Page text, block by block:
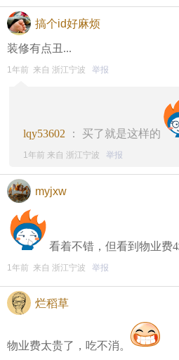
搞个id好麻烦
装修有点丑...
1年前 来自 浙江宁波 举报
lqy53602 ： 买了就是这样的
1年前 来自 浙江宁波 举报
myjxw
看着不错，但看到物业费
1年前 来自 浙江宁波 举报
烂稻草
物业费太贵了，吃不消。